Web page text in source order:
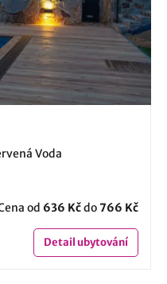
Voda
od 636 Kčdo766 Kč
Detailubytování